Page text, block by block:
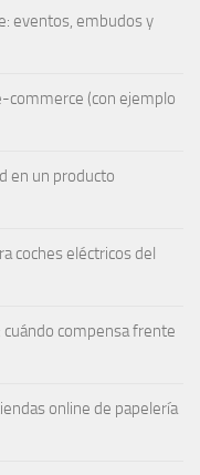
eventos, embudos y
commerce (con ejemplo
en un producto
coches eléctricos del
compensa frente
online de papelería